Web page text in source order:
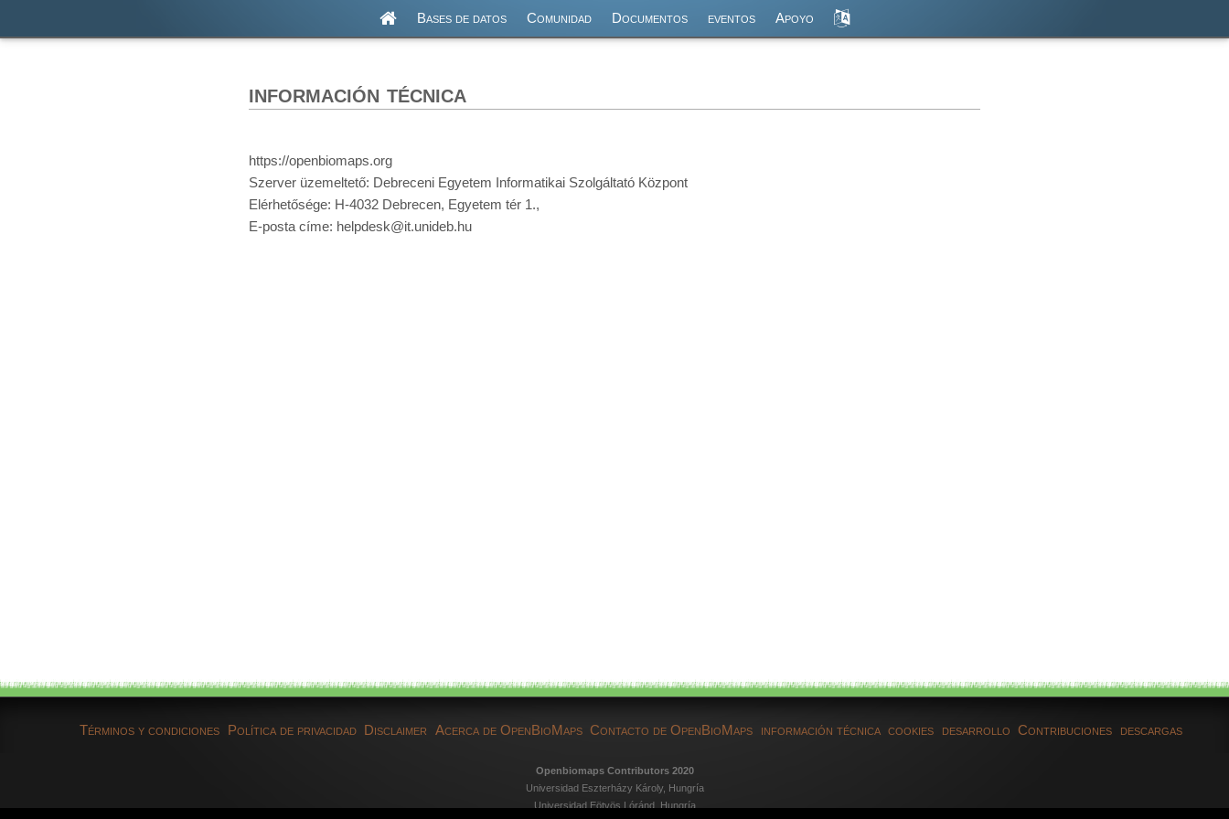
Bases de datos Comunidad Documentos eventos Apoyo
información técnica
https://openbiomaps.org
Szerver üzemeltető: Debreceni Egyetem Informatikai Szolgáltató Központ
Elérhetősége: H-4032 Debrecen, Egyetem tér 1.,
E-posta címe: helpdesk@it.unideb.hu
Términos y condiciones Política de privacidad Disclaimer Acerca de OpenBioMaps Contacto de OpenBioMaps información técnica cookies desarrollo Contribuciones descargas
Openbiomaps Contributors 2020
Universidad Eszterházy Károly, Hungría
Universidad Eötvös Lóránd, Hungría